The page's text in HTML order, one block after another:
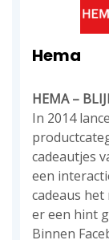
Hema
HEMA –
In 2014
cadeautjes
een
cadeaus
er een hint
Binnen